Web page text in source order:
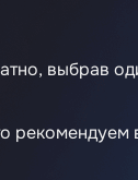
выбрав
рекомендуем